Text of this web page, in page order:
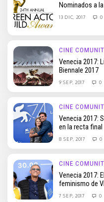
Nominados a
13 DIC, 2017 0
CINE
Venecia 2017:
Biennale 2017
9 SEP, 2017 0
CINE
Venecia 2017:
en la recta final
8 SEP, 2017 0
CINE
Venecia 2017:
feminismo de
7 SEP, 2017 0